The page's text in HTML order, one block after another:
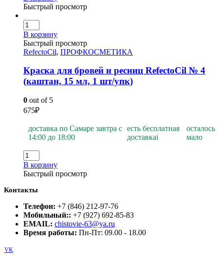
Быстрый просмотр
В корзину
Быстрый просмотр
RefectoCil, ПРОФКОСМЕТИКА
Краска для бровей и ресниц RefectoCil № 4
(каштан, 15 мл, 1 шт/упк)
0 out of 5
675₽
доставка по Самаре завтра с
14:00 до 18:00
есть бесплатная
доставкаi
осталось
мало
В корзину
Быстрый просмотр
Контакты
Телефон: +7 (846) 212-97-76
Мобильный:: +7 (927) 692-85-83
EMAIL: chistovie-63@ya.ru
Время работы: Пн-Пт: 09.00 - 18.00
VK